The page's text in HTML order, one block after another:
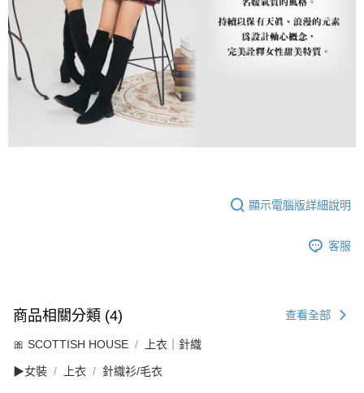
顯示電腦版詳細說明
客服
商品相關分類 (4) 查看全部
🎀 SCOTTISH HOUSE 上衣｜針織
▶女裝 上衣 針織衫/毛衣